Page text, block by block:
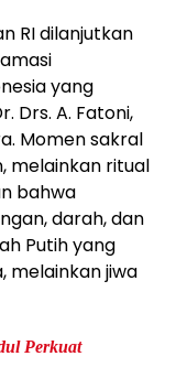
RI dilanjutkan
yang
Drs. A. Fatoni,
Momen sakral
melainkan ritual
bahwa
darah, dan
Putih yang
melainkan jiwa
Perkuat